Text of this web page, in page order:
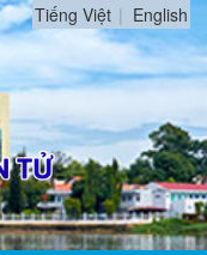
Tiếng Việt English